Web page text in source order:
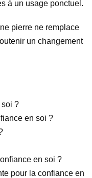
à un usage ponctuel.
pierre ne remplace
un changement
?
en soi ?
en soi ?
pour la confiance en